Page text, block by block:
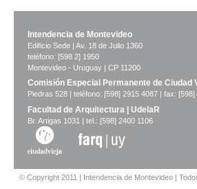
Intendencia de Montevideo
Edificio Sede | Av. 18 de Julio 1360
teléfono: [598 2] 1950
Montevideo - Uruguay | CP 11200
Comisión Especial Permanente de Ciudad
Piedras 528 | teléfono: [598] 2915 4087 | fax: [598]
Facultad de Arquitectura | UdelaR
Br. Artigas 1031 | tel.: [598] 2400 1106
© Copyright 2011 | Intendencia de Montevideo |